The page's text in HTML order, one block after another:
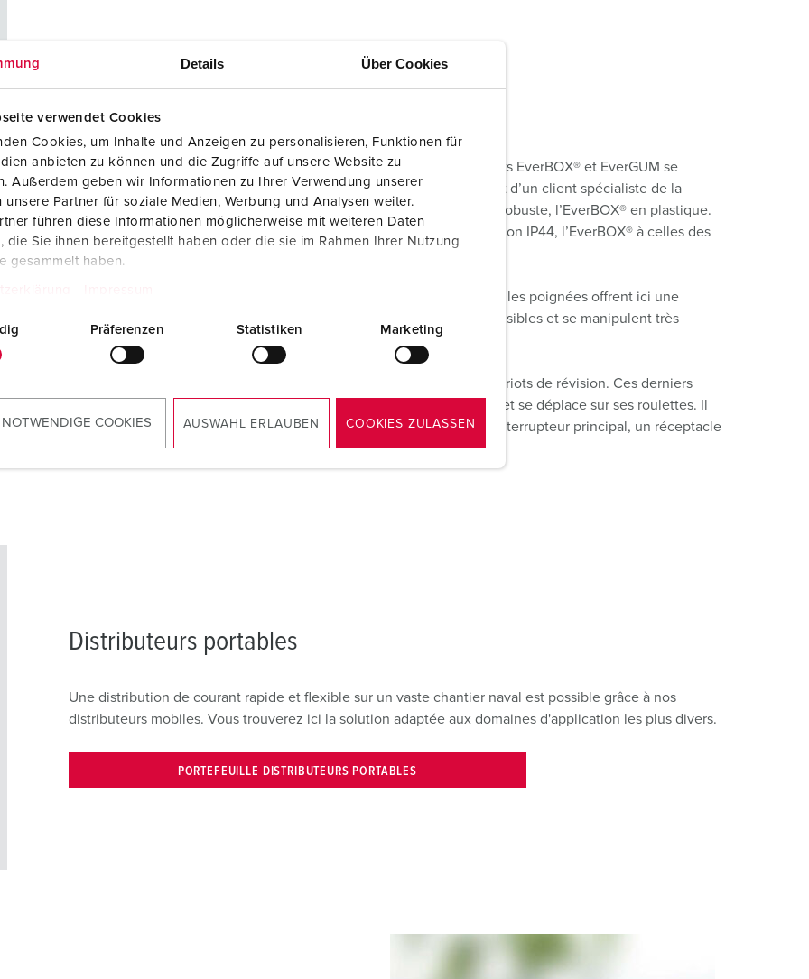
Details Über Cookies
verwendet Cookies
Cookies, um Inhalte und Anzeigen zu personalisieren, Funktionen für
anbieten zu können und die Zugriffe auf unsere Website zu
Außerdem geben wir Informationen zu Ihrer Verwendung unserer
unsere Partner für soziale Medien, Werbung und Analysen weiter.
führen diese Informationen möglicherweise mit weiteren Daten
die Sie ihnen bereitgestellt haben oder die sie im Rahmen Ihrer Nutzung
gesammelt haben.
Präferenzen Statistiken Marketing
COOKIES AUSWAHL ERLAUBEN COOKIES ZULASSEN
chantiers navals
et leur poids plume, nos distributeurs mobiles des familles de produits EverBOX® et EverGUM se
développement de l’EverBOX® Grip résulte d’une suggestion et d’un souhait d’un client spécialiste de la
de la fabrication en série. L’EverGUM est fabriqué en caoutchouc massif robuste, l’EverBOX® en plastique.
chocs et à la rupture. L’EverGUM répond aux exigences de l’indice de protection IP44, l’EverBOX® à celles des
parfaite contre la poussière et l’eau.
fonctionnalités : ils peuvent être équipés de 16 à 125 A et le cadre du boîtier et les poignées offrent ici une
encastrés. Les fusibles sous clapets d’actionnement transparents sont bien visibles et se manipulent très
hors série individuelles adaptées sur mesure à vos besoins, comme nos chariots de révision. Ces derniers
le groupe allemand Meyer Werft. Le produit se transporte à l’aide d’une grue et se déplace sur ses roulettes. Il
équipé individuellement des deux côtés avec différentes prises, possède un interrupteur principal, un réceptacle
transport par grue.
Distributeurs portables
Une distribution de courant rapide et flexible sur un vaste chantier naval est possible grâce à nos
distributeurs mobiles. Vous trouverez ici la solution adaptée aux domaines d'application les plus divers.
PORTEFEUILLE DISTRIBUTEURS PORTABLES